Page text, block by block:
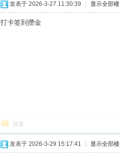
发表于 2026-3-27 11:30:39 显示全部
打卡签到攒金
回复
发表于 2026-3-29 15:17:41 显示全部